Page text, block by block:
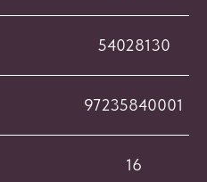
54028130
97235840001
16